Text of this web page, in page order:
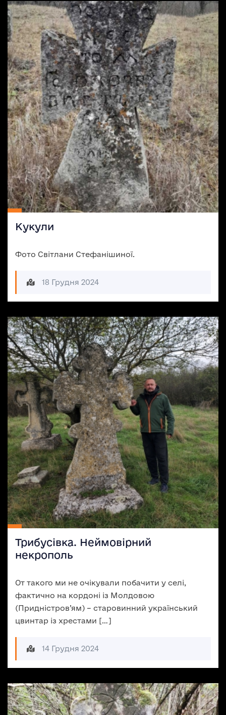
Кукули
Фото Світлани Стефанішиної.
18 Грудня 2024
Трибусівка. Неймовірний
некрополь
От такого ми не очікували побачити у селі,
фактично на кордоні із Молдовою
(Придністров’ям) – старовинний український
цвинтар із хрестами […]
14 Грудня 2024